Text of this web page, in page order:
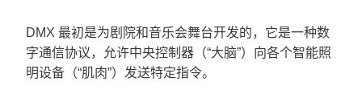
DMX 最初是为剧院和音乐会舞台开发的，它是一种数
字通信协议，允许中央控制器（“大脑”）向各个智能照
明设备（“肌肉”）发送特定指令。